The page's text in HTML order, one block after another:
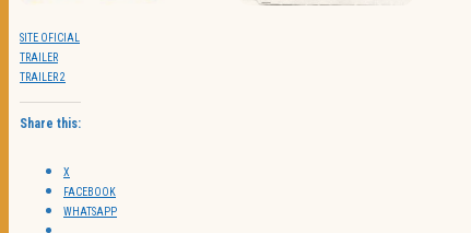
SITE OFICIAL
TRAILER
TRAILER 2
Share this:
X
FACEBOOK
WHATSAPP